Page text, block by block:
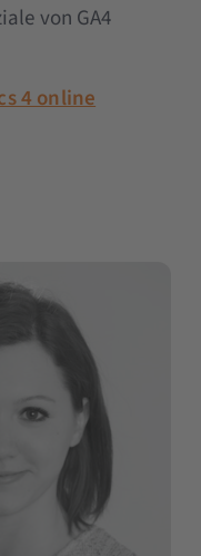
von GA4
4 online